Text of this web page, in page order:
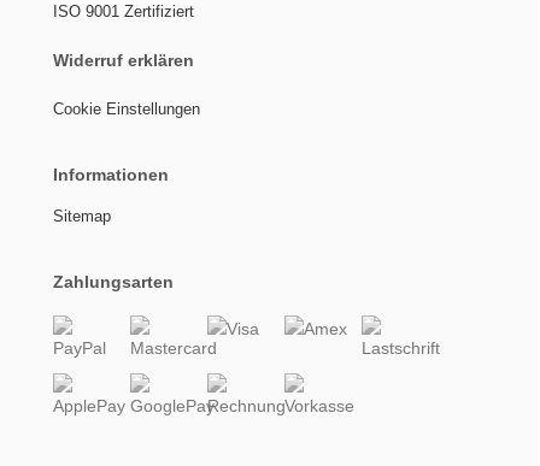
ISO 9001 Zertifiziert
Widerruf erklären
Cookie Einstellungen
Informationen
Sitemap
Zahlungsarten